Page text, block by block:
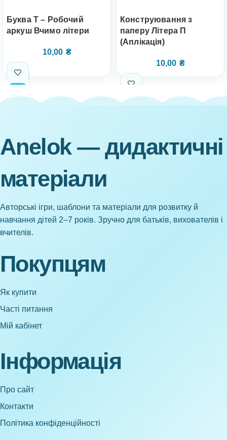
Буква Т – Робочий
аркуш Вчимо літери
10,00 ₴
Конструювання з
паперу Літера П
(Аплікація)
10,00 ₴
Anelok — дидактичні
матеріали
Авторські ігри, шаблони та матеріали для розвитку й
навчання дітей 2–7 років. Зручно для батьків, вихователів і
вчителів.
Покупцям
Як купити
Часті питання
Мій кабінет
Інформація
Про сайт
Контакти
Політика конфіденційності